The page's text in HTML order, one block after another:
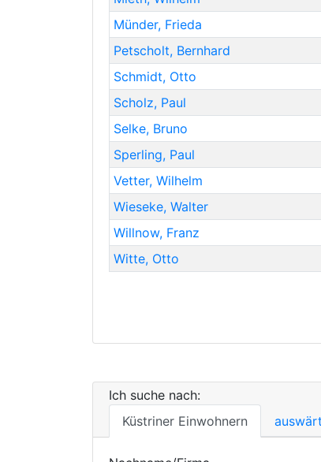
Münder, Frieda
Petscholt, Bernhard
Schmidt, Otto
Scholz, Paul
Selke, Bruno
Sperling, Paul
Vetter, Wilhelm
Wieseke, Walter
Willnow, Franz
Witte, Otto
Ich suche nach:
Küstriner Einwohnern